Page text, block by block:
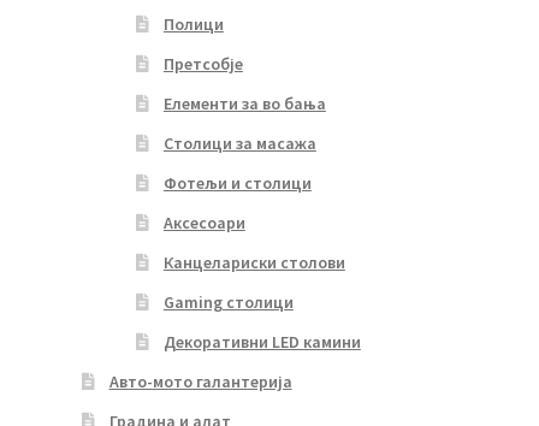
Полици
Претсобје
Елементи за во бања
Столици за масажа
Фотељи и столици
Аксесоари
Канцелариски столови
Gaming столици
Декоративни LED камини
Авто-мото галантерија
Градина и алат